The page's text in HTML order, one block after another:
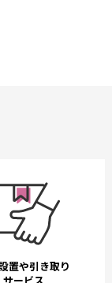
置や引き取り